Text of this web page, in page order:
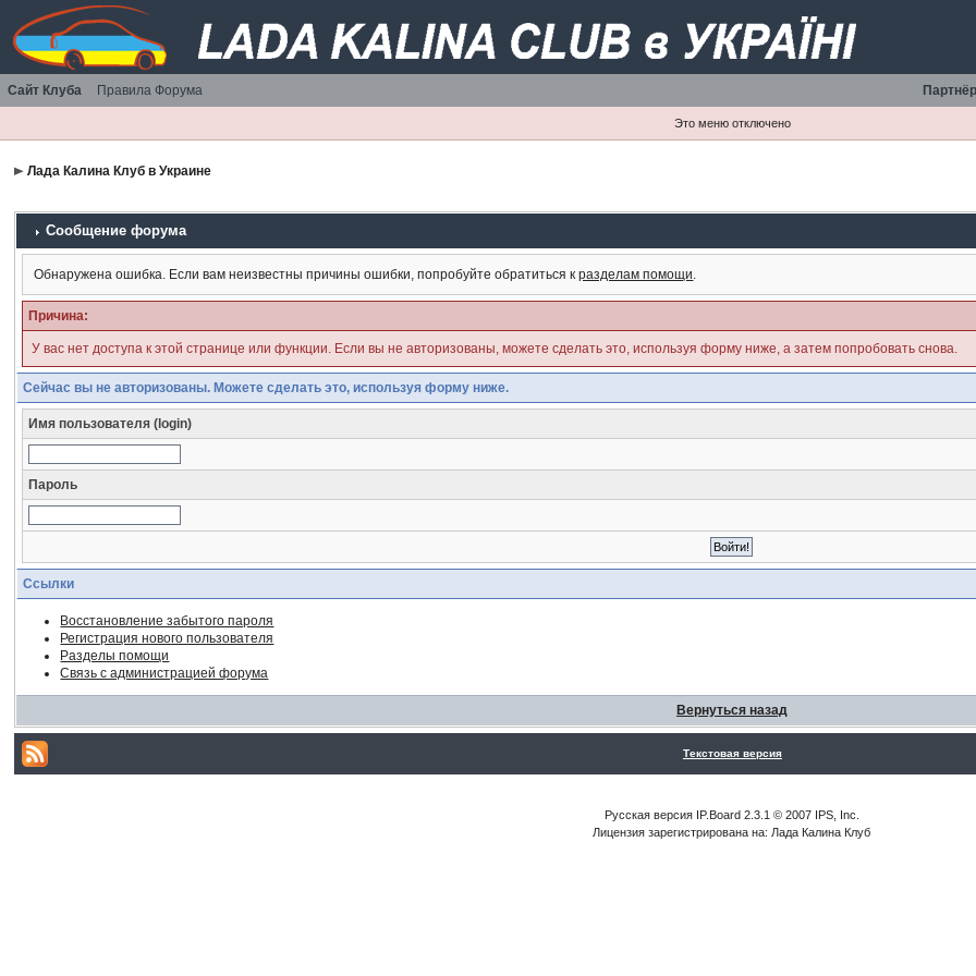
Сайт Клуба Правила Форума
Это меню отключено
Лада Калина Клуб в Украине
Сообщение форума
Обнаружена ошибка. Если вам неизвестны причины ошибки, попробуйте обратиться кразделам помощи.
Причина:
У вас нет доступа к этой странице или функции. Если вы не авторизованы, можете сделать это, используя форму ниже, а затем попробовать снова.
Сейчас вы не авторизованы. Можете сделать это, используя форму ниже.
Имя пользователя (login)
Пароль
Ссылки
Восстановление забытого пароля
Регистрация нового пользователя
Разделы помощи
Связь с администрацией форума
Вернуться назад
Текстовая версия
Русская версия IP.Board 2.3.1 © 2007 IPS, Inc.
Лицензия зарегистрирована на: Лада Калина Клуб